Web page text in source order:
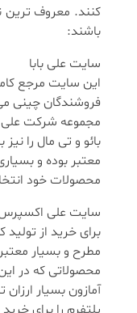
کنند. معروف ترین
باشند:
سایت علی بابا
این سایت مرجع
فروشندگان چینی
مجموعه شرکت علی
بائو و تی مال را
معتبر بوده و
محصولات خود
سایت علی
برای خرید از
مطرح و بسیار
محصولاتی که در
آمازون بسیار ارزان